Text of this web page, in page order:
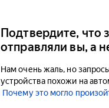
Подтвердите, что
отправляли вы, а
Нам очень жаль, но
устройства похожи на
Почему это могло